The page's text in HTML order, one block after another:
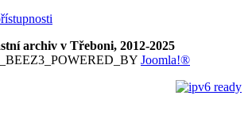
archiv v Třeboni, 2012-2025
Joomla!®